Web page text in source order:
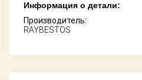
Информация о детали:
Производитель:
RAYBESTOS